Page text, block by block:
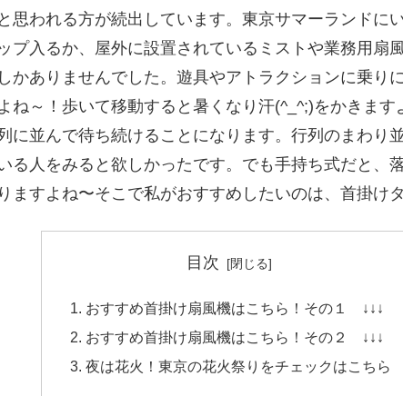
思われる方が続出しています。東京サマーランドに
プ入るか、屋外に設置されているミストや業務用扇
かありませんでした。遊具やアトラクションに乗り
ね～！歩いて移動すると暑くなり汗(^_^;)をかきます
に並んで待ち続けることになります。行列のまわり
る人をみると欲しかったです。でも手持ち式だと、
ますよね〜そこで私がおすすめしたいのは、首掛け
目次
おすすめ首掛け扇風機はこちら！その１ ↓↓↓
おすすめ首掛け扇風機はこちら！その２ ↓↓↓
夜は花火！東京の花火祭りをチェックはこちら